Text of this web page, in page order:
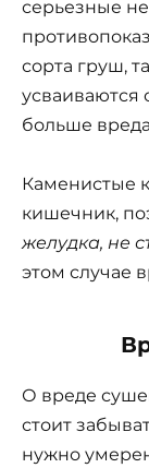
серьезные
сорта груш,
усваиваются
больше
Каменистые
кишечник,
желудка, не
этом случае
О вреде
стоит
нужно